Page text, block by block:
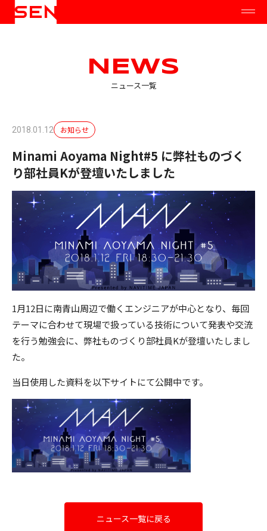
NEWS
ニュース一覧
2018.01.12 お知らせ
Minami Aoyama Night#5 に弊社ものづく
り部社員Kが登壇いたしました
1月12日に南青山周辺で働くエンジニアが中心となり、毎回
テーマに合わせて現場で扱っている技術について発表や交流
を行う勉強会に、弊社ものづくり部社員Kが登壇いたしまし
た。
当日使用した資料を以下サイトにて公開中です。
ニュース一覧に戻る